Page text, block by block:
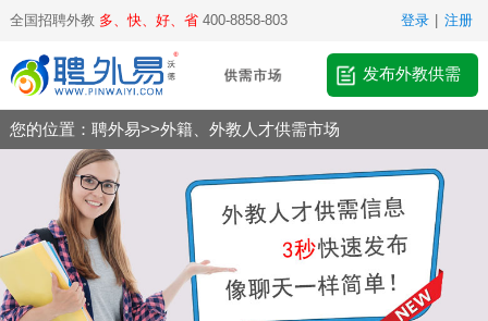
全国招聘外教 多、快、好、省400-8858-803 登录 注册
发布外教供需
您的位置： 聘外易>>外籍、外教人才供需市场